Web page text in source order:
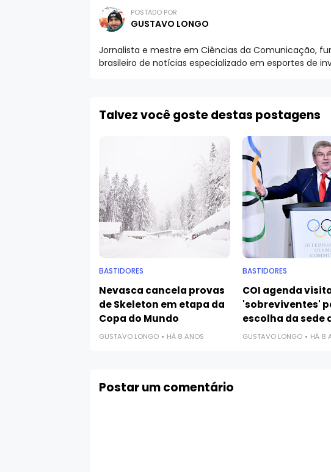
POSTADO POR
GUSTAVO LONGO
Jornalista e mestre em Ciências da Comunicação,
brasileiro de notícias especializado em esportes de
Talvez você goste destas postagens
BASTIDORES
Nevasca cancela provas
de Skeleton em etapa da
Copa do Mundo
GUSTAVO LONGO HÁ 8 ANOS
BASTIDORES
COI agenda
'sobreviventes'
escolha da sede
GUSTAVO LONGO HÁ 8
Postar um comentário